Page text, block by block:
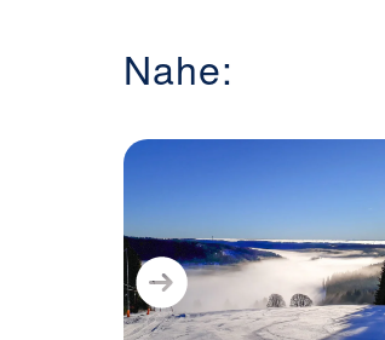
Nahe: